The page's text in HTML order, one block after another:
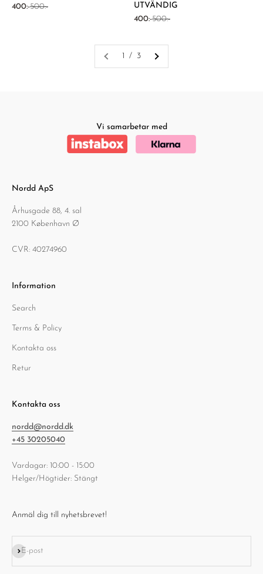
REA-pris
400:-Pris
500:-
UTVÄNDIG
REA-pris
400:-Pris
500:-
1 / 3
Vi samarbetar med
Nordd ApS
Århusgade 88, 4. sal
2100 København Ø
CVR: 40274960
Information
Search
Terms & Policy
Kontakta oss
Retur
Kontakta oss
nordd@nordd.dk
+45 30205040
Vardagar: 10:00 - 15:00
Helger/Högtider: Stängt
Anmäl dig till nyhetsbrevet!
E-post
Prenumerera